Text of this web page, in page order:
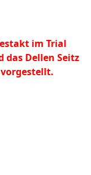
im Trial
das Dellen Seitz
vorgestellt.